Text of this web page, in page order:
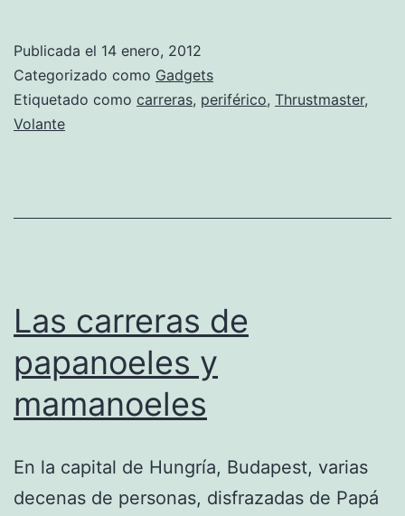
DEFINITIVA
EN
Publicada el 14 enero, 2012
Categorizado como Gadgets
Etiquetado como carreras, periférico, Thrustmaster,
Volante
Las carreras de
papanoeles y
mamanoeles
En la capital de Hungría, Budapest, varias
decenas de personas, disfrazadas de Papá